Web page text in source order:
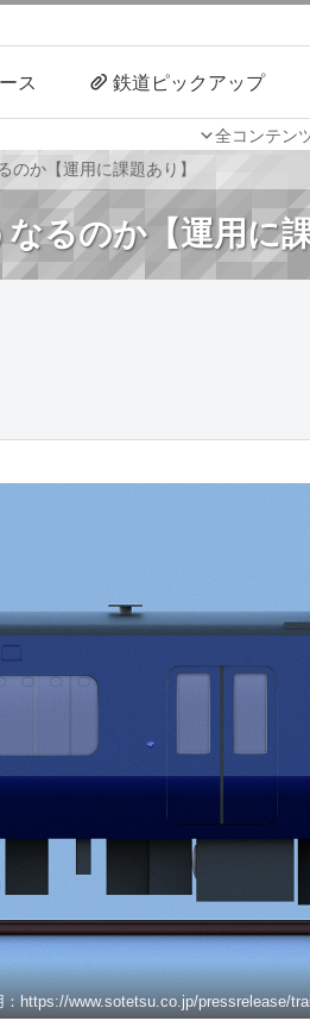
全コンテン
ス 鉄道ピックアップ
路線探訪
か【運用に課題あり】
るのか【運用に
：https://www.sotetsu.co.jp/pressrelease/